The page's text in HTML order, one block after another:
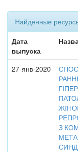
Найденные
Дата
выпуска
27-янв-2020
З